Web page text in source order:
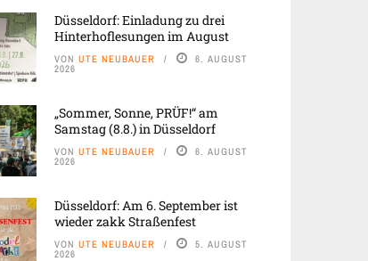
Düsseldorf: Einladung zu drei
Hinterhoflesungen im August
VON UTE NEUBAUER 6. AUGUST
2026
„Sommer, Sonne, PRÜF!“ am
Samstag (8.8.) in Düsseldorf
VON UTE NEUBAUER 6. AUGUST
2026
Düsseldorf: Am 6. September ist
wieder zakk Straßenfest
VON UTE NEUBAUER 5. AUGUST
2026